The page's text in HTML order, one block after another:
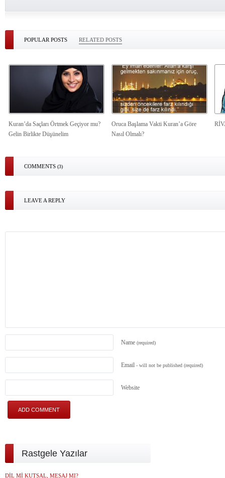
POPULAR POSTS RELATED POSTS
Kuran’da Saçları Örtmek Geçiyor mu?
Gelin Birlikte Düşünelim
Oruca Başlama Vakti Kuran’a Göre
Nasıl Olmalı?
COMMENTS (3)
LEAVE A REPLY
Name (required)
Email - will not be published (required)
Website
Rastgele Yazılar
DİL Mİ KUTSAL, MESAJ MI?